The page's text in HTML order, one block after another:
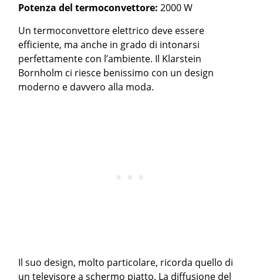
Potenza del termoconvettore:2000 W
Un termoconvettore elettrico deve essere
efficiente, ma anche in grado di intonarsi
perfettamente con l’ambiente. Il Klarstein
Bornholm ci riesce benissimo con un design
moderno e davvero alla moda.
Il suo design, molto particolare, ricorda quello di
un televisore a schermo piatto. La diffusione del